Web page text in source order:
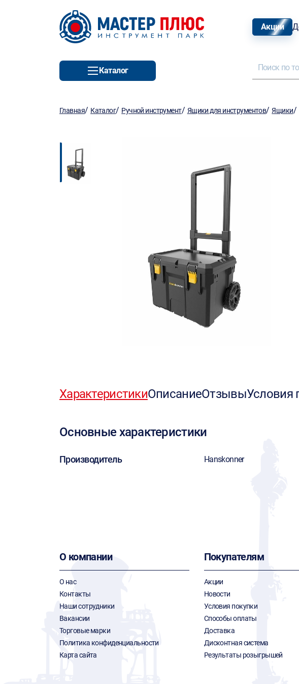
Акции
Каталог
Главная/ Каталог/ Ручной инструмент/ Ящики для инструментов/Ящики/
ХарактеристикиОписаниеОтзывыУсловия
Основные характеристики
Производитель Hanskonner
О компании
О нас
Контакты
Наши сотрудники
Вакансии
Торговые марки
Политика конфиденциальности
Карта сайта
Покупателям
Акции
Новости
Условия покупки
Способы оплаты
Доставка
Дисконтная система
Результаты розыгрышей